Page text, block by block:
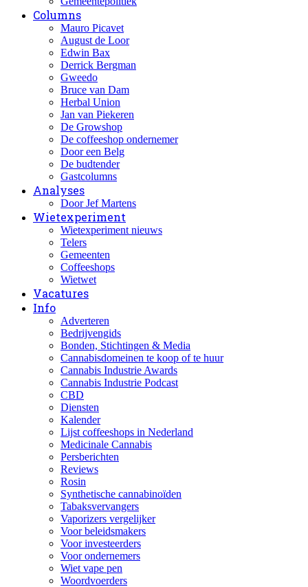
Columns
Mauro Picavet
August de Loor
Edwin Bax
Derrick Bergman
Gweedo
Bruce van Dam
Herbal Union
Jan van Piekeren
De Growshop
De coffeeshop ondernemer
Door een Belg
De budtender
Gastcolumns
Analyses
Door Jef Martens
Wietexperiment
Wietexperiment nieuws
Telers
Gemeenten
Coffeeshops
Wietwet
Vacatures
Info
Adverteren
Bedrijvengids
Bonden, Stichtingen & Media
Cannabisdomeinen te koop of te huur
Cannabis Industrie Awards
Cannabis Industrie Podcast
CBD
Diensten
Kalender
Lijst coffeeshops in Nederland
Medicinale Cannabis
Persberichten
Reviews
Rosin
Synthetische cannabinoïden
Tabaksvervangers
Vaporizers vergelijker
Voor beleidsmakers
Voor investeerders
Voor ondernemers
Wiet vape pen
Woordvoerders